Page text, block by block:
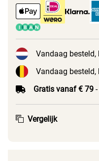
Vandaag besteld,
Vandaag besteld,
Gratis vanaf € 79
Vergelijk